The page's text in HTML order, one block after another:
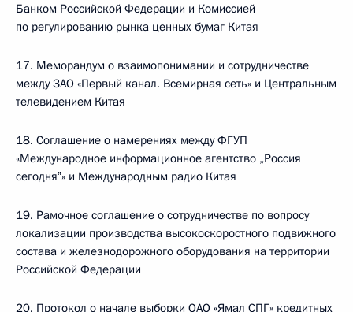
Банком Российской Федерации и Комиссией
по регулированию рынка ценных бумаг Китая
17. Меморандум о взаимопонимании и сотрудничестве
между ЗАО «Первый канал. Всемирная сеть» и Центральным
телевидением Китая
18. Соглашение о намерениях между ФГУП
«Международное информационное агентство „Россия
сегодня‟» и Международным радио Китая
19. Рамочное соглашение о сотрудничестве по вопросу
локализации производства высокоскоростного подвижного
состава и железнодорожного оборудования на территории
Российской Федерации
20. Протокол о начале выборки ОАО «Ямал СПГ» кредитных